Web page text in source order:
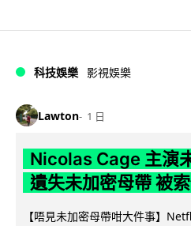
科技娛樂 影視娛樂
Lawton 1 日
Nicolas Cage 主演
遺失未加密母帶 被
【唔見未加密母帶咁大件事】